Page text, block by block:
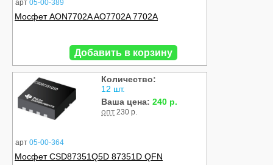
арт 05-00-389
Мосфет AON7702A AO7702A 7702A
Добавить в корзину
арт 05-00-364
Количество:
12 шт.
Ваша цена: 240 р.
опт 230 р.
Мосфет CSD87351Q5D 87351D QFN